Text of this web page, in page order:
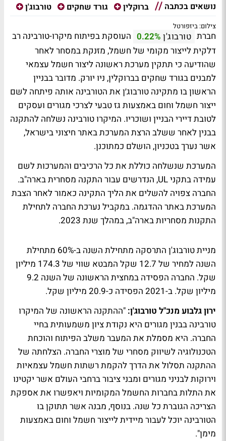
נושאים בכתבה ברוקלין גורד שחקים טורבוג'ן
צילום: ביזפורטל
חברת טורבוג'ן 0.22% העוסקת בפיתוח מיקרו-טורבינה רב
דלקית לייצור מקומי של חשמל, מזנקת במסחר לאחר
שהודיעה כי תתקין מערכת ראשונה ליצור חשמל עצמאי
למבנים בגורד שחקים בברוקלין, ניו יורק. מדובר בבניין
הראשון בו מתקינה טורבוג׳ן את הטורבינה אותה פיתחה לשם
ייצור חשמל וחום באמצעות גז טבעי לצרכי מגורים ועסקים
לטובת דיירי הבניין ושוכריו. המיקרו טורבינה נשלחה להתקנה
בבנין לאחר ששלב הרצת המערכת באתר חיצוני בישראל,
אשר נערך בטכניון, הושלם כמתוכנן.
המערכת שנשלחה כוללת את כל הרכיבים והמערכות לשם
עמידה בתקני UL, הנדרשים עבור התקנה מסחרית בארה"ב.
החברה צפויה להשלים את הליך התקינה כאמור לאחר הצבת
המערכת באתר ההדגמה. במקביל נערכת החברה לתחילת
התקנות מסחריות בארה"ב, במהלך שנת 2023.
מניית טורבוג'ן התרסקה מתחילת השנה ב-60% מתחילת
השנה למחיר של 12.7 שקל המבטא שווי של 174.3 מיליון
שקל. החברה הפסידה במחצית הראשונה של השנה 9.2
מיליון שקל. ב-2021 הפסידה כ-20.9 מיליון שקל.
ירון גלבוע מנכ"ל טורבוג'ן: "ההתקנה הראשונה של המיקרו
טורבינה בבנין מגורים היא נקודת ציון משמעותית בחיי
החברה. היא מסמלת את המעבר משלב הפיתוח והוכחת
הטכנולוגיה לשיווק מסחרי של מוצרי החברה. הצלחתה של
ההתקנה תסלול את הדרך להקמת רשתות חשמל עצמאיות
וירוקות לבניני מגורים ומבני ציבור ברחבי העולם אשר יקטינו
את התלות בחברות החשמל המקומיות ויאפשרו את אספקת
הצריכה הגוברת כל שנה. בנוסף, מבנה אשר תתוקן בו
הטורבינה יוכל לעבור מיידית לייצור חשמל וחום באמצעות
מימן".